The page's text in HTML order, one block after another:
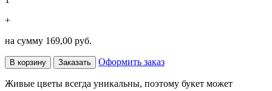
+
на сумму 169,00 руб.
В корзину Заказать Оформить заказ
Живые цветы всегда уникальны, поэтому букет может